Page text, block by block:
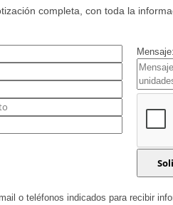
completa, con toda la
o teléfonos indicados para recibir